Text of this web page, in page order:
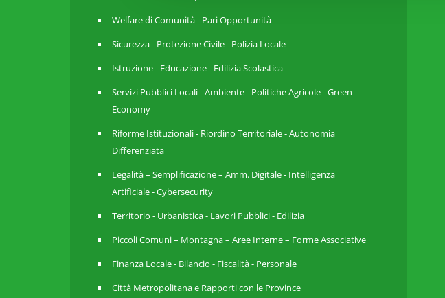
Welfare di Comunità - Pari Opportunità
Sicurezza - Protezione Civile - Polizia Locale
Istruzione - Educazione - Edilizia Scolastica
Servizi Pubblici Locali - Ambiente - Politiche Agricole - Green
Economy
Riforme Istituzionali - Riordino Territoriale - Autonomia
Differenziata
Legalità – Semplificazione – Amm. Digitale - Intelligenza
Artificiale - Cybersecurity
Territorio - Urbanistica - Lavori Pubblici - Edilizia
Piccoli Comuni – Montagna – Aree Interne – Forme Associative
Finanza Locale - Bilancio - Fiscalità - Personale
Città Metropolitana e Rapporti con le Province